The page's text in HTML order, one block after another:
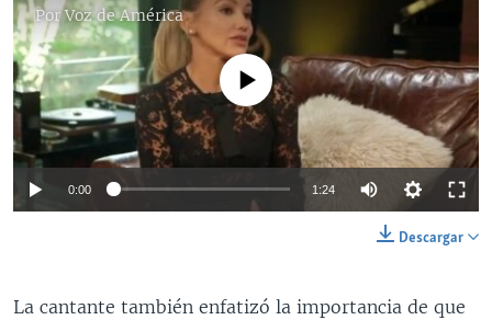
PorVoz de América
Auto 240p 360p 480p
No media source currently available
0:00 1:24
240p
480p
Descargar
La cantante también enfatizó la importancia de que